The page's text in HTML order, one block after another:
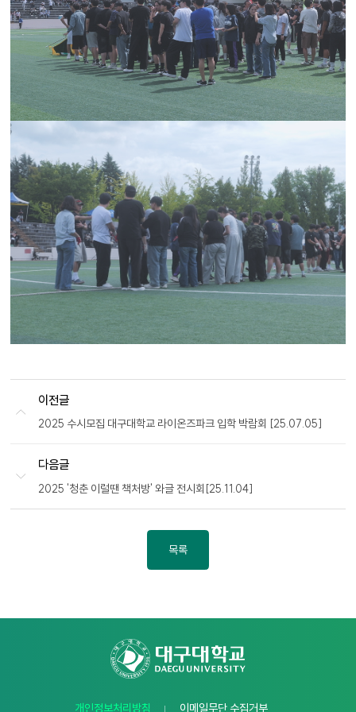
이전글
2025 수시모집 대구대학교 라이온즈파크 입학 박람회 [25.07.05]
다음글
2025 '청춘 이럴땐 책처방' 와글 전시회[25.11.04]
목록
개인정보처리방침 이메일무단 수집거부